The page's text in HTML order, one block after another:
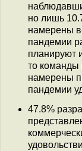
но лишь
намерены
пандемии
планируют
то команды
намерены
пандемии
47.8%